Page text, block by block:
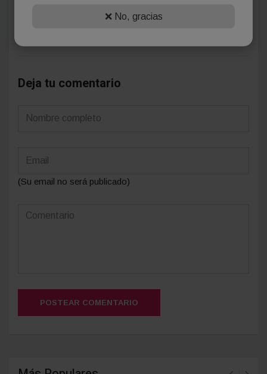
Deja tu comentario
(Su email no será publicado)
POSTEAR COMENTARIO
❌ No, gracias